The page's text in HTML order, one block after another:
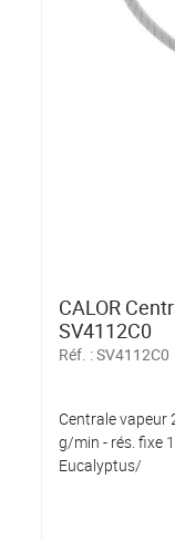
CALOR
SV4112C0
Réf. :SV4112C0
Centrale vapeur
g/min - rés. fixe
Eucalyptus/